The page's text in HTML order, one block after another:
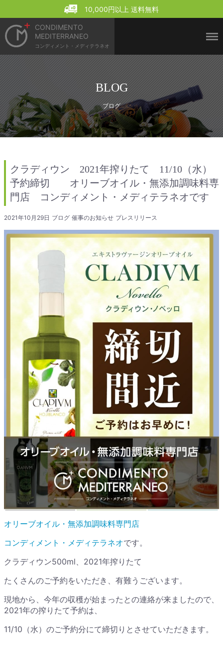
10,000円以上 送料無料
CONDIMENTO
MEDITERRANEO
コンディメント・メディテラネオ
BLOG
ブログ
クラディウン 2021年搾りたて 11/10（水）
予約締切 オリーブオイル・無添加調味料専
門店 コンディメント・メディテラネオです
2021年10月29日 ブログ 催事のお知らせ プレスリリース
オリーブオイル・無添加調味料専門店
コンディメント・メディテラネオです。
クラディウン500ml、2021年搾りたて
たくさんのご予約をいただき、有難うございます。
現地から、今年の収穫が始まったとの連絡が来ましたので、
2021年の搾りたて予約は、
11/10（水）のご予約分にて締切りとさせていただきます。